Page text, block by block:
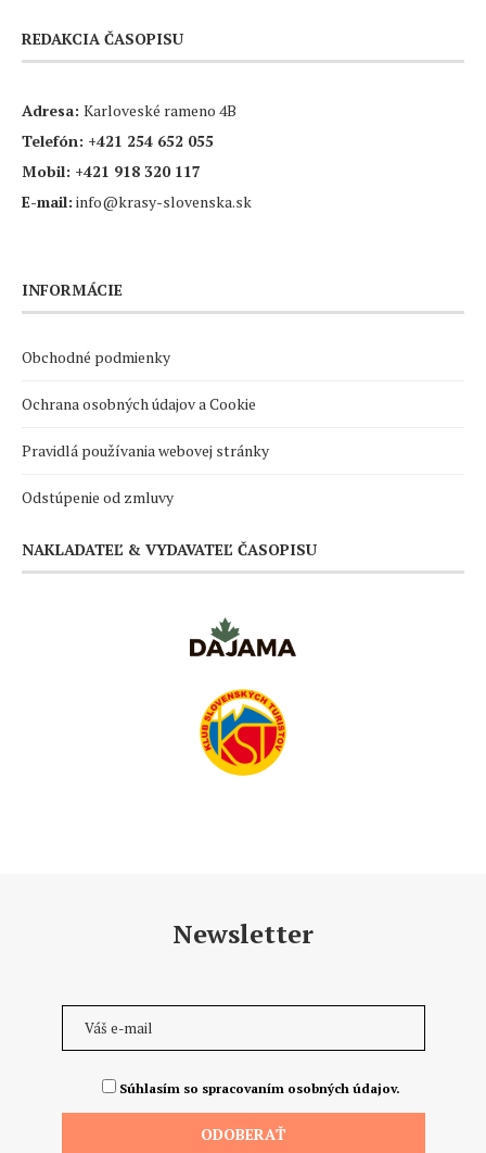
REDAKCIA ČASOPISU
Adresa: Karloveské rameno 4B
Telefón: +421 254 652 055
Mobil: +421 918 320 117
E-mail: info@krasy-slovenska.sk
INFORMÁCIE
Obchodné podmienky
Ochrana osobných údajov a Cookie
Pravidlá používania webovej stránky
Odstúpenie od zmluvy
NAKLADATEĽ & VYDAVATEĽ ČASOPISU
Newsletter
Súhlasím so spracovaním osobných údajov.